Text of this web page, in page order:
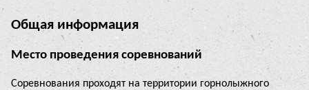
Общая информация
Место проведения соревнований
Соревнования проходят на территории горнолыжного